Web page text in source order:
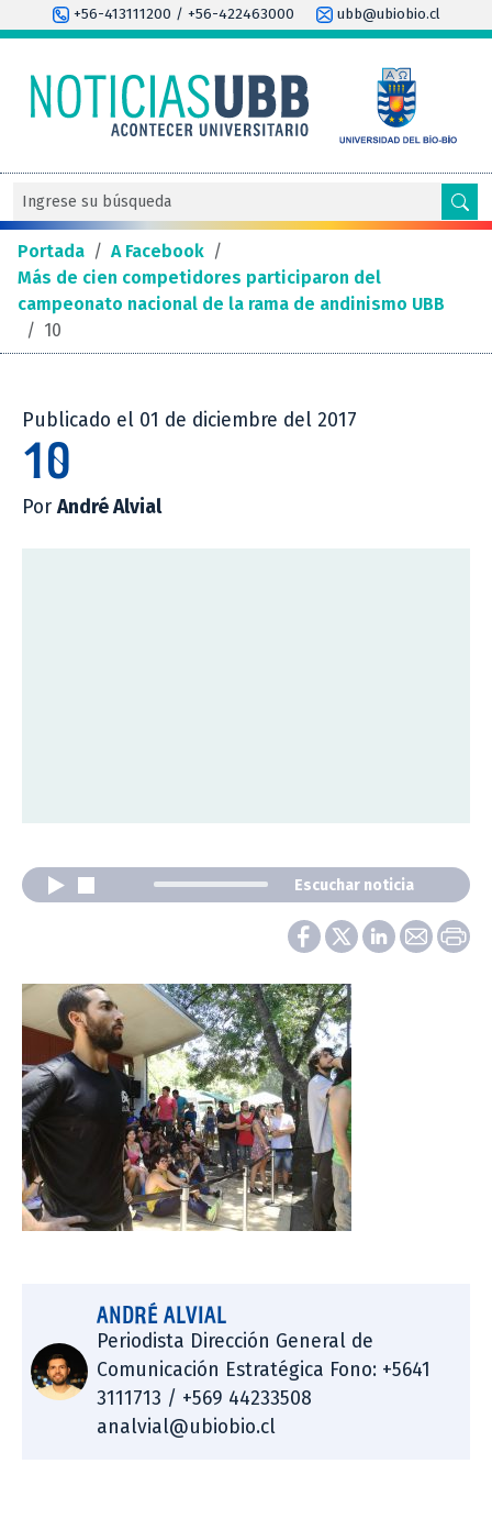
+56-413111200 / +56-422463000 ubb@ubiobio.cl
Portada / A Facebook /
Más de cien competidores participaron del
campeonato nacional de la rama de andinismo UBB
/ 10
Publicado el 01 de diciembre del 2017
10
Por André Alvial
Escuchar noticia
ANDRÉ ALVIAL
Periodista Dirección General de
Comunicación Estratégica Fono: +5641
3111713 / +569 44233508
analvial@ubiobio.cl